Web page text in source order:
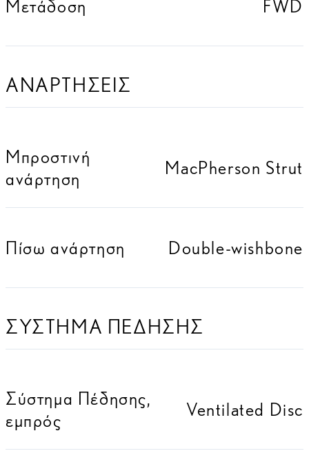
Μετάδοση FWD
ΑΝΑΡΤΗΣΕΙΣ
Μπροστινή
ανάρτηση
MacPherson Strut
Πίσω ανάρτηση Double-wishbone
ΣΥΣΤΗΜΑ ΠΕΔΗΣΗΣ
Σύστημα Πέδησης,
εμπρός
Ventilated Disc